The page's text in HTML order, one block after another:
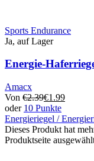
Sports Endurance
Ja, auf Lager
Energie-
Amacx
Von €2.39€1.99
oder 10 Punkte
Energieriegel /
Dieses Produkt hat
Produktseite